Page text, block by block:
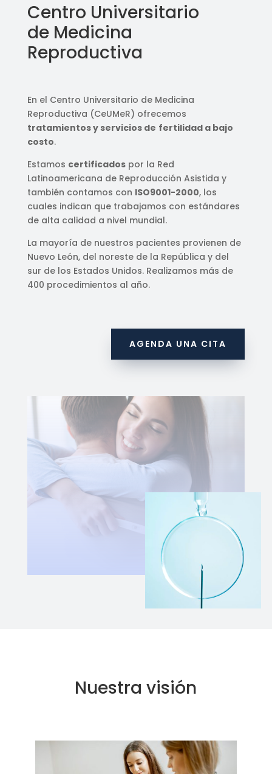
Centro Universitario
de Medicina
Reproductiva
En el Centro Universitario de Medicina
Reproductiva (CeUMeR) ofrecemos
tratamientos y servicios de fertilidad a bajo
costo.
Estamos certificadospor la Red
Latinoamericana de Reproducción Asistida y
también contamos con ISO9001-2000, los
cuales indican que trabajamos con estándares
de alta calidad a nivel mundial.
La mayoría de nuestros pacientes provienen de
Nuevo León, del noreste de la República y del
sur de los Estados Unidos. Realizamos más de
400 procedimientos al año.
AGENDA UNA CITA
Nuestra visión